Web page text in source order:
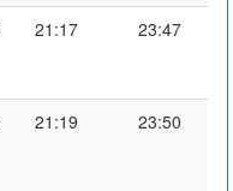
21:17 23:47
21:19 23:50